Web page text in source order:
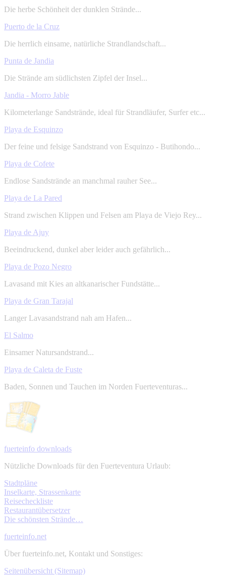
Die herbe Schönheit der dunklen Strände...
Puerto de la Cruz
Die herrlich einsame, natürliche Strandlandschaft...
Punta de Jandia
Die Strände am südlichsten Zipfel der Insel...
Jandia - Morro Jable
Kilometerlange Sandstrände, ideal für Strandläufer, Surfer etc...
Playa de Esquinzo
Der feine und felsige Sandstrand von Esquinzo - Butihondo...
Playa de Cofete
Endlose Sandstrände an manchmal rauher See...
Playa de La Pared
Strand zwischen Klippen und Felsen am Playa de Viejo Rey...
Playa de Ajuy
Beeindruckend, dunkel aber leider auch gefährlich...
Playa de Pozo Negro
Lavasand mit Kies an altkanarischer Fundstätte...
Playa de Gran Tarajal
Langer Lavasandstrand nah am Hafen...
El Salmo
Einsamer Natursandstrand...
Playa de Caleta de Fuste
Baden, Sonnen und Tauchen im Norden Fuerteventuras...
fuerteinfo downloads
Nützliche Downloads für den Fuerteventura Urlaub:
Stadtpläne
Inselkarte, Strassenkarte
Reisecheckliste
Restaurantübersetzer
Die schönsten Strände…
fuerteinfo.net
Über fuerteinfo.net, Kontakt und Sonstiges:
Seitenübersicht (Sitemap)